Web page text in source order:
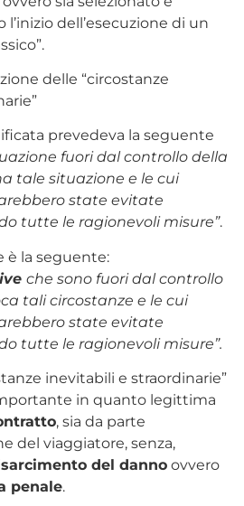
dell’esecuzione di un
delle “circostanze
prevedeva la seguente
fuori dal controllo della
tale situazione e le cui
state evitate
tutte le ragionevoli misure”.
è la seguente:
che sono fuori dal controllo
tali circostanze e le cui
state evitate
tutte le ragionevoli misure”.
inevitabili e straordinarie”
in quanto legittima
, sia da parte
del viaggiatore, senza,
del dannoovvero
penale.